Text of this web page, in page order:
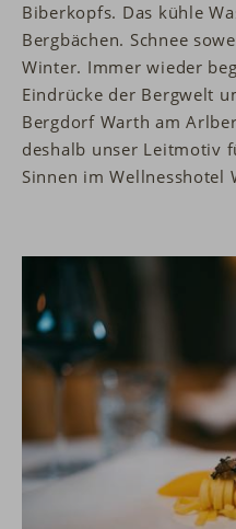
Biberkopfs. Das kühle
Bergbächen. Schnee
Winter. Immer wieder
Eindrücke der Bergwelt
Bergdorf Warth am
deshalb unser Leitmotiv
Sinnen im Wellnesshotel